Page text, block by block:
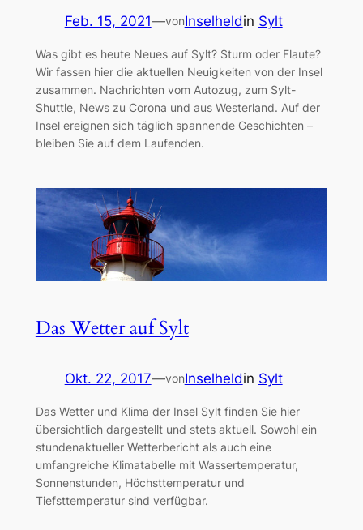
Feb. 15, 2021—vonInselheldin Sylt
Was gibt es heute Neues auf Sylt? Sturm oder Flaute?
Wir fassen hier die aktuellen Neuigkeiten von der Insel
zusammen. Nachrichten vom Autozug, zum Sylt-
Shuttle, News zu Corona und aus Westerland. Auf der
Insel ereignen sich täglich spannende Geschichten –
bleiben Sie auf dem Laufenden.
Das Wetter auf Sylt
Okt. 22, 2017—vonInselheldin Sylt
Das Wetter und Klima der Insel Sylt finden Sie hier
übersichtlich dargestellt und stets aktuell. Sowohl ein
stundenaktueller Wetterbericht als auch eine
umfangreiche Klimatabelle mit Wassertemperatur,
Sonnenstunden, Höchsttemperatur und
Tiefsttemperatur sind verfügbar.